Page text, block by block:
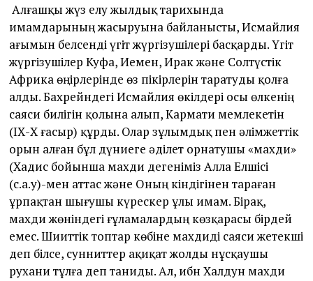
Алғашқы жүз елу жылдық тарихында
имамдарының жасыруына байланысты, Исмайлия
ағымын белсенді үгіт жүргізушілері басқарды. Үгіт
жүргізушілер Куфа, Иемен, Ирак және Солтүстік
Африка өңірлерінде өз пікірлерін таратуды қолға
алды. Бахрейндегі Исмайлия өкілдері осы өлкенің
саяси билігін қолына алып, Кармати мемлекетін
(ІХ-Х ғасыр) құрды. Олар зұлымдық пен әлімжеттік
орын алған бұл дүниеге әділет орнатушы «махди»
(Хадис бойынша махди дегеніміз Алла Елшісі
(с.а.у)-мен аттас және Оның кіндігінен тараған
ұрпақтан шығушы күрескер ұлы имам. Бірақ,
махди жөніндегі ғұламалардың көзқарасы бірдей
емес. Шииттік топтар көбіне махдиді саяси жетекші
деп білсе, сунниттер ақиқат жолды нұсқаушы
рухани тұлға деп таниды. Ал, ибн Халдун махди